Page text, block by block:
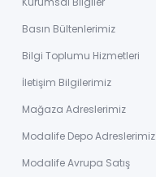
Basın Bültenlerimiz
Bilgi Toplumu Hizmetleri
İletişim Bilgilerimiz
Mağaza Adreslerimiz
Modalife Depo Adreslerimiz
Modalife Avrupa Satış